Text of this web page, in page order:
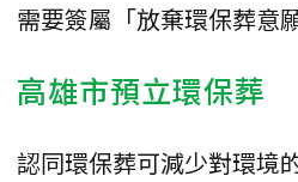
需要簽屬「放棄環保葬意
高雄市預立環保葬
認同環保葬可減少對環境